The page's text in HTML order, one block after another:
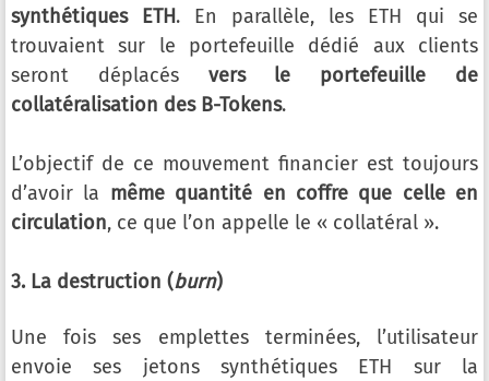
synthétiques ETH. En parallèle, les ETH qui se
trouvaient sur le portefeuille dédié aux clients
seront déplacésvers le portefeuille de
collatéralisation des B-Tokens.
L’objectif de ce mouvement financier est toujours
d’avoir la même quantité en coffre que celle en
circulation, ce que l’on appelle le « collatéral ».
3. La destruction (burn)
Une fois ses emplettes terminées, l’utilisateur
envoie ses jetons synthétiques ETH sur la